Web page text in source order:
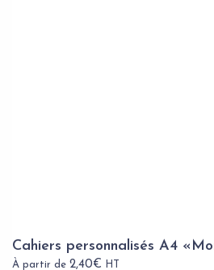
Cahiers personnalisés A4
À partir de 2,40€ HT